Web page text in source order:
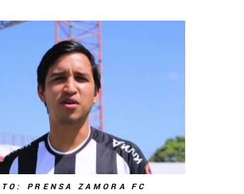
PRENSA ZAMORA FC